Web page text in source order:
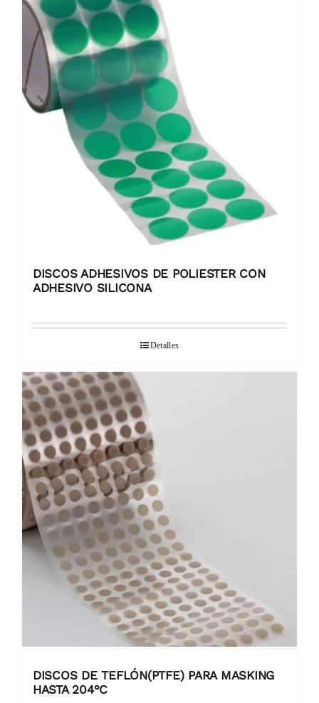
DISCOS ADHESIVOS DE POLIESTER CON
ADHESIVO SILICONA
Detalles
DISCOS DE TEFLÓN(PTFE) PARA MASKING
HASTA 204°C